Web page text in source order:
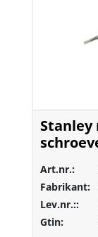
Art.nr.:
Fabrikant:
Lev.nr.::
Gtin: